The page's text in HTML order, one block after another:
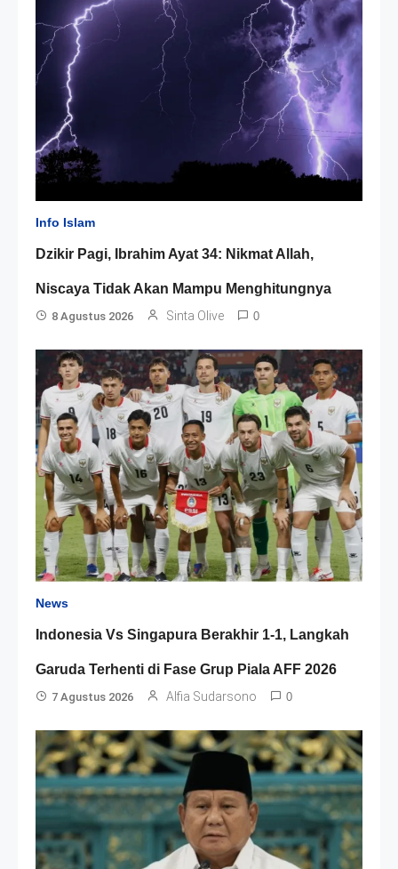
Info Islam
Dzikir Pagi, Ibrahim Ayat 34: Nikmat Allah,
Niscaya Tidak Akan Mampu Menghitungnya
8 Agustus 2026 Sinta Olive 0
News
Indonesia Vs Singapura Berakhir 1-1, Langkah
Garuda Terhenti di Fase Grup Piala AFF 2026
7 Agustus 2026 Alfia Sudarsono 0